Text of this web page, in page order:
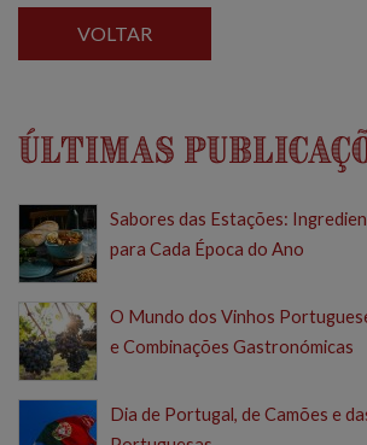
VOLTAR
Últimas
Sabores das Estações:
para Cada Época do Ano
O Mundo dos Vinhos
e Combinações Gastronómicas
Dia de Portugal, de Camões e